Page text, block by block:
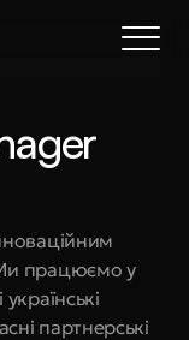
працюємо у
українські
партнерські